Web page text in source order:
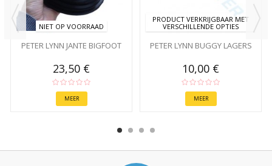
NIET OP VOORRAAD
PETER LYNN JANTE BIGFOOT
23,50 €
MEER
PRODUCT VERKRIJGBAAR MET
VERSCHILLENDE OPTIES
PETER LYNN BUGGY LAGERS
10,00 €
MEER